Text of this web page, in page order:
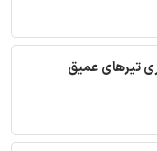
تیرهای عمیق